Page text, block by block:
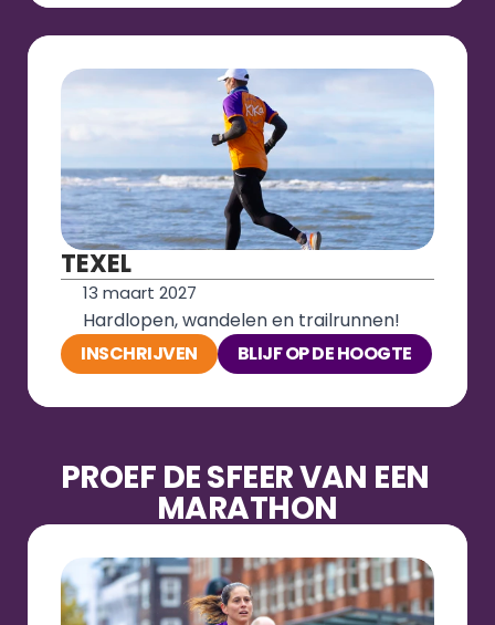
TEXEL
13 maart 2027
Hardlopen, wandelen en trailrunnen!
INSCHRIJVEN
BLIJF OP DE HOOGTE
PROEF DE SFEER VAN EEN
MARATHON